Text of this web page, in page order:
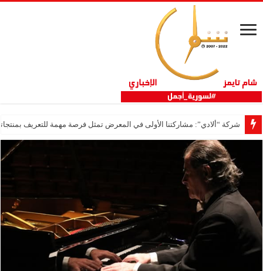
شركة “ألادي”: مشاركتنا الأولى في المعرض تمثل فرصة مهمة للتعريف